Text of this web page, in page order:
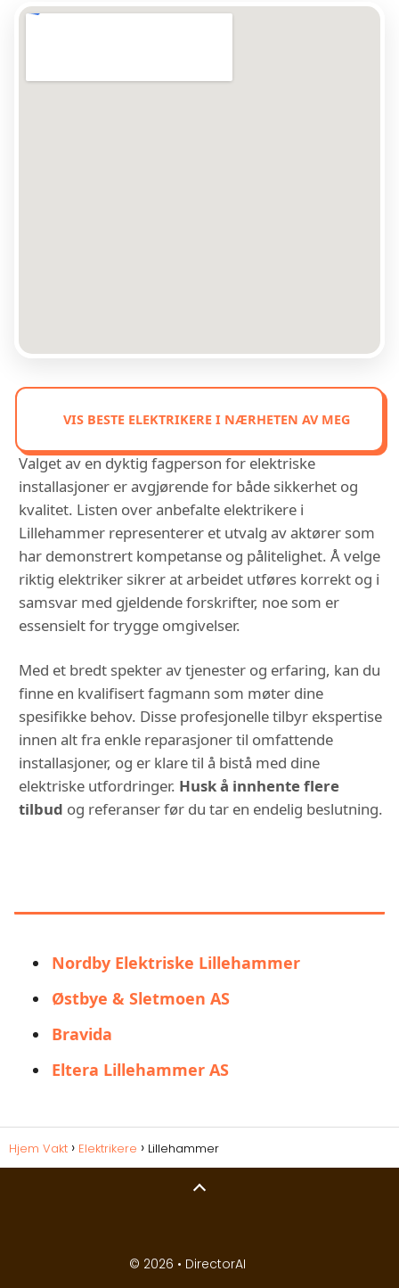
VIS BESTE ELEKTRIKERE I NÆRHETEN AV MEG
Valget av en dyktig fagperson for elektriske
installasjoner er avgjørende for både sikkerhet og
kvalitet. Listen over anbefalte elektrikere i
Lillehammer representerer et utvalg av aktører som
har demonstrert kompetanse og pålitelighet. Å velge
riktig elektriker sikrer at arbeidet utføres korrekt og i
samsvar med gjeldende forskrifter, noe som er
essensielt for trygge omgivelser.
Med et bredt spekter av tjenester og erfaring, kan du
finne en kvalifisert fagmann som møter dine
spesifikke behov. Disse profesjonelle tilbyr ekspertise
innen alt fra enkle reparasjoner til omfattende
installasjoner, og er klare til å bistå med dine
elektriske utfordringer. Husk å innhente flere
tilbud og referanser før du tar en endelig beslutning.
Nordby Elektriske Lillehammer
Østbye & Sletmoen AS
Bravida
Eltera Lillehammer AS
Hjem Vakt Elektrikere Lillehammer
© 2026 • DirectorAI